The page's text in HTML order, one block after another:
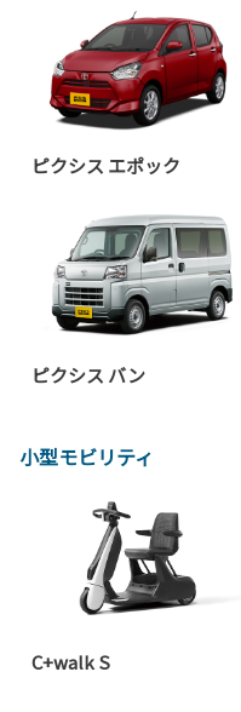
ピクシス エポック
ピクシス バン
小型モビリティ
C+walk S